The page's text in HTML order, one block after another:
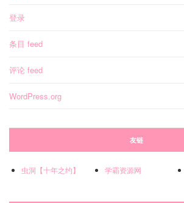
登录
条目 feed
评论 feed
WordPress.org
友链
虫洞【十年之约】 学霸资源网